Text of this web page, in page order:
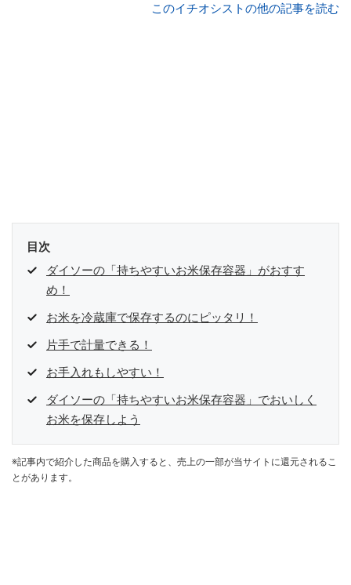
このイチオシストの他の記事を読む
目次
ダイソーの「持ちやすいお米保存容器」がおすす
め！
お米を冷蔵庫で保存するのにピッタリ！
片手で計量できる！
お手入れもしやすい！
ダイソーの「持ちやすいお米保存容器」でおいしく
お米を保存しよう
※記事内で紹介した商品を購入すると、売上の一部が当サイトに還元されるこ
とがあります。